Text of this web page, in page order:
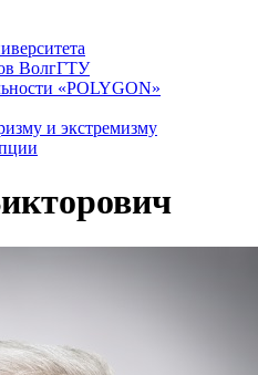
ВолгГТУ
«POLYGON»
и экстремизму